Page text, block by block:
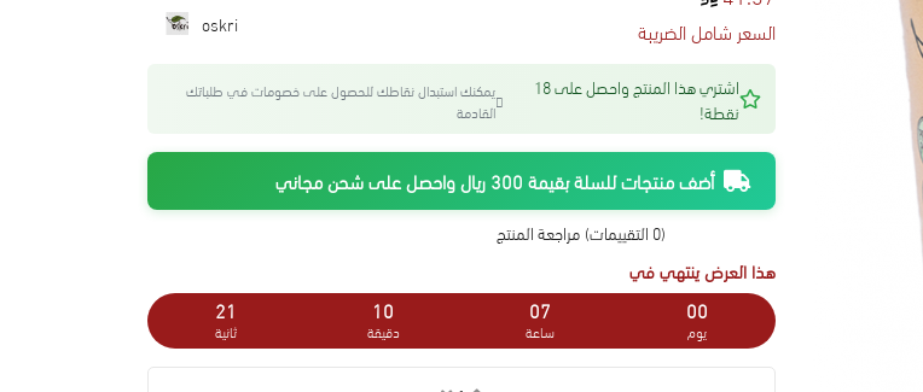
(0 التقييمات) مراجعة المنتج
هذا العرض ينتهي في
00
يوم
07
ساعة
10
دقيقة
20
ثانية
السعر شامل الضريبة oskri
اشتري هذا المنتج واحصل على 18
نقطة!
يمكنك استبدال نقاطك للحصول على خصومات في طلباتك
القادمة
أضف منتجات للسلة بقيمة 300 ريال واحصل على شحن مجاني